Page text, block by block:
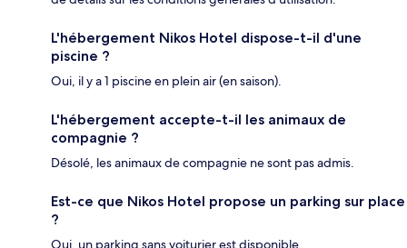
L'hébergement Nikos Hotel dispose-t-il d'une
piscine ?
Oui, il y a 1 piscine en plein air (en saison).
L'hébergement accepte-t-il les animaux de
compagnie ?
Désolé, les animaux de compagnie ne sont pas admis.
Est-ce que Nikos Hotel propose un parking sur place
?
Oui, un parking sans voiturier est disponible.